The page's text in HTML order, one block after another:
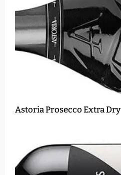
Astoria Prosecco Extra Dry